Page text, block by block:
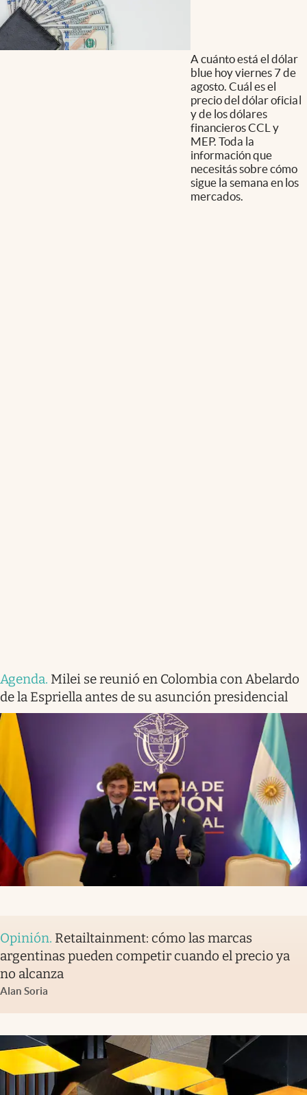
A cuánto está el dólar
blue hoy viernes 7 de
agosto. Cuál es el
precio del dólar oficial
y de los dólares
financieros CCL y
MEP. Toda la
información que
necesitás sobre cómo
sigue la semana en los
mercados.
Agenda. Milei se reunió en Colombia con Abelardo
de la Espriella antes de su asunción presidencial
Opinión. Retailtainment: cómo las marcas
argentinas pueden competir cuando el precio ya
no alcanza
Alan Soria